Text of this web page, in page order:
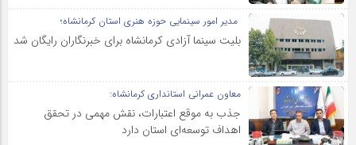
مدیر امور سینمایی حوزه هنری استان کرمانشاه؛
بلیت سینما آزادی کرمانشاه برای خبرنگاران رایگان شد
معاون عمرانی استانداری کرمانشاه:
جذب به موقع اعتبارات، نقش مهمی در تحقق
اهداف توسعه‌ای استان دارد